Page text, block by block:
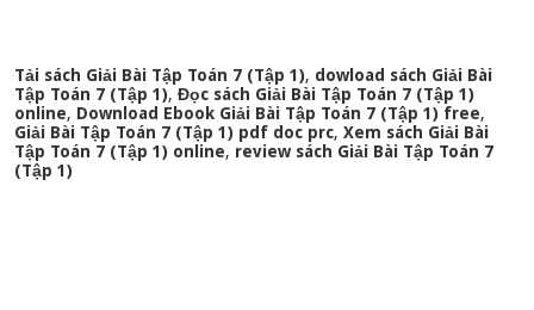
Tải sách Giải Bài Tập Toán 7 (Tập 1), dowload sách Giải Bài
Tập Toán 7 (Tập 1),Đọc sách Giải Bài Tập Toán 7 (Tập 1)
online, Download Ebook Giải Bài Tập Toán 7 (Tập 1) free,
Giải Bài Tập Toán 7 (Tập 1) pdf doc prc,Xem sách Giải Bài
Tập Toán 7 (Tập 1) online, review sách Giải Bài Tập Toán 7
(Tập 1)